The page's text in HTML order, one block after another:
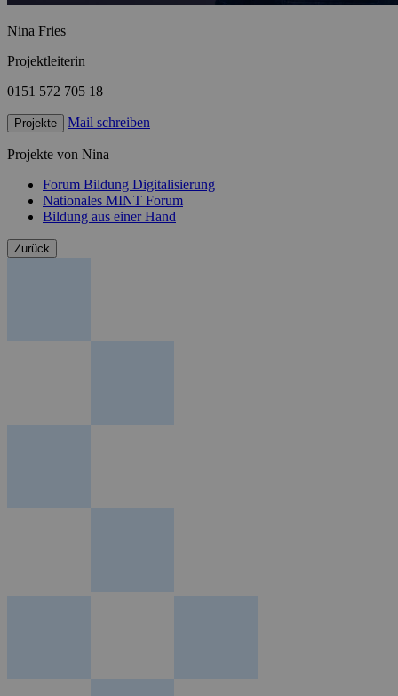
Nina Fries
Projektleiterin
0151 572 705 18
Projekte Mail schreiben
Projekte von Nina
Forum Bildung Digitalisierung
Nationales MINT Forum
Bildung aus einer Hand
Zurück